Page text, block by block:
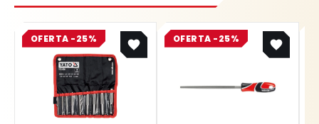
OFERTA -25%
Original
price
was:
$ 41.100.
Current
price
is:
$ 30.825.
OFERTA -25%
Original
price
was:
Current
price
is: